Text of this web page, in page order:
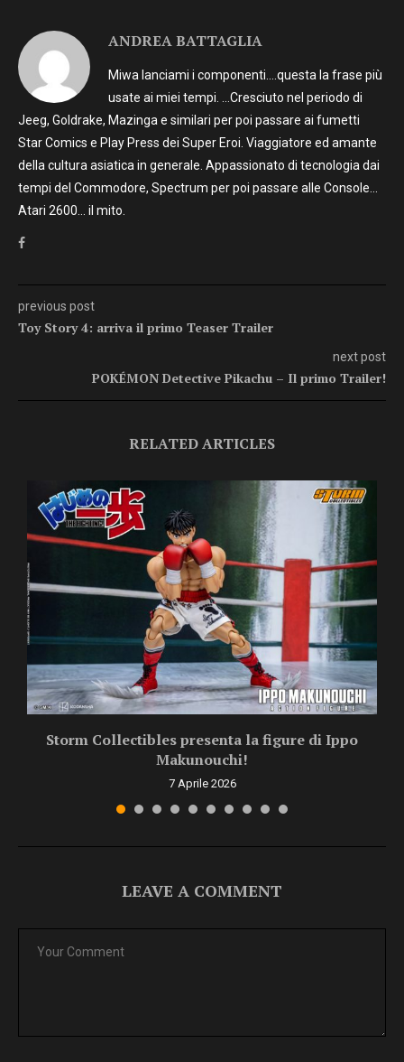
ANDREA BATTAGLIA
Miwa lanciami i componenti….questa la frase più
usate ai miei tempi. …Cresciuto nel periodo di
Jeeg, Goldrake, Mazinga e similari per poi passare ai fumetti
Star Comics e Play Press dei Super Eroi. Viaggiatore ed amante
della cultura asiatica in generale. Appassionato di tecnologia dai
tempi del Commodore, Spectrum per poi passare alle Console…
Atari 2600… il mito.
previous post
Toy Story 4: arriva il primo Teaser Trailer
next post
POKÉMON Detective Pikachu – Il primo Trailer!
RELATED ARTICLES
Storm Collectibles presenta la figure di Ippo
Makunouchi!
7 Aprile 2026
LEAVE A COMMENT